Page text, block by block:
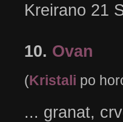
Kreirano 21
10. Ovan
(Kristali po
... granat,